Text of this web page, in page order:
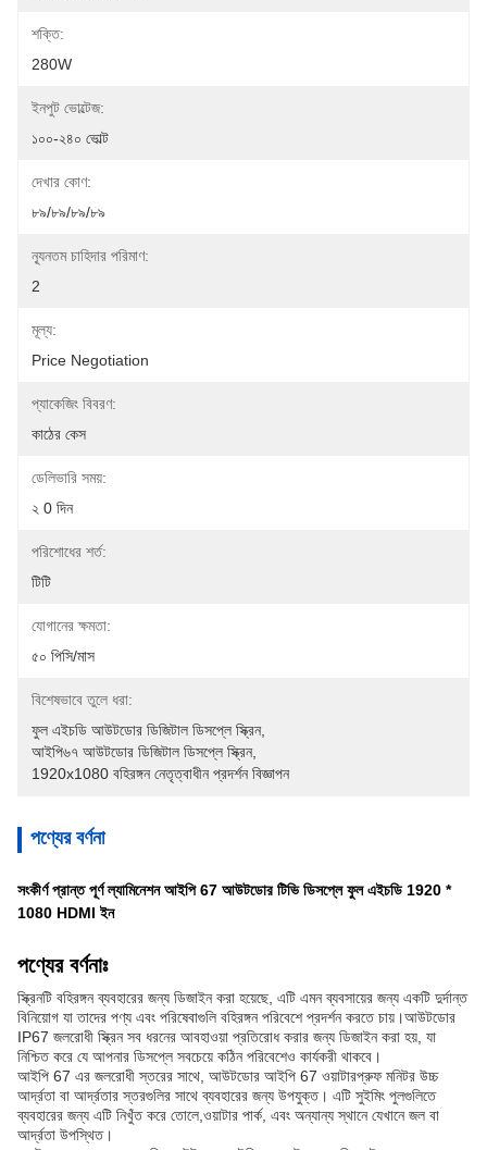
শক্তি:
280W
ইনপুট ভোল্টেজ:
১০০-২৪০ ভোল্ট
দেখার কোণ:
৮৯/৮৯/৮৯/৮৯
ন্যূনতম চাহিদার পরিমাণ:
2
মূল্য:
Price Negotiation
প্যাকেজিং বিবরণ:
কাঠের কেস
ডেলিভারি সময়:
২ 0 দিন
পরিশোধের শর্ত:
টিটি
যোগানের ক্ষমতা:
৫০ পিসি/মাস
বিশেষভাবে তুলে ধরা:
ফুল এইচডি আউটডোর ডিজিটাল ডিসপ্লে স্ক্রিন,
আইপি৬৭ আউটডোর ডিজিটাল ডিসপ্লে স্ক্রিন,
1920x1080 বহিরঙ্গন নেতৃত্বাধীন প্রদর্শন বিজ্ঞাপন
পণ্যের বর্ণনা
সংকীর্ণ প্রান্ত পূর্ণ ল্যামিনেশন আইপি 67 আউটডোর টিভি ডিসপ্লে ফুল এইচডি 1920 *
1080 HDMI ইন
পণ্যের বর্ণনাঃ
স্ক্রিনটি বহিরঙ্গন ব্যবহারের জন্য ডিজাইন করা হয়েছে, এটি এমন ব্যবসায়ের জন্য একটি দুর্দান্ত
বিনিয়োগ যা তাদের পণ্য এবং পরিষেবাগুলি বহিরঙ্গন পরিবেশে প্রদর্শন করতে চায়।আউটডোর
IP67 জলরোধী স্ক্রিন সব ধরনের আবহাওয়া প্রতিরোধ করার জন্য ডিজাইন করা হয়, যা
নিশ্চিত করে যে আপনার ডিসপ্লে সবচেয়ে কঠিন পরিবেশেও কার্যকরী থাকবে।
আইপি 67 এর জলরোধী স্তরের সাথে, আউটডোর আইপি 67 ওয়াটারপ্রুফ মনিটর উচ্চ
আর্দ্রতা বা আর্দ্রতার স্তরগুলির সাথে ব্যবহারের জন্য উপযুক্ত। এটি সুইমিং পুলগুলিতে
ব্যবহারের জন্য এটি নিখুঁত করে তোলে,ওয়াটার পার্ক, এবং অন্যান্য স্থানে যেখানে জল বা
আর্দ্রতা উপস্থিত।